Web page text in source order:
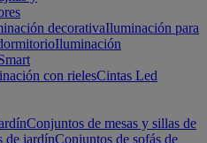
decorativaIluminación para
Iluminación
con rielesCintas Led
Conjuntos de mesas y sillas de
de jardínConjuntos de sofás de